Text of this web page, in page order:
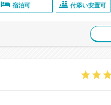
宿泊可 付添い安置可